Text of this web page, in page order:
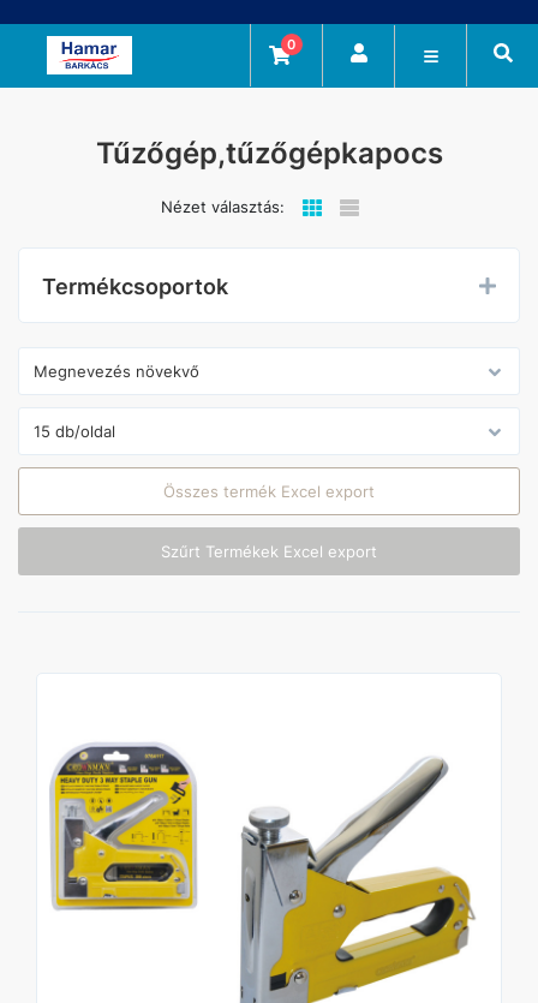
0
Tűzőgép,tűzőgépkapocs
Nézet választás:
Termékcsoportok
Összes termék Excel export
Szűrt Termékek Excel export